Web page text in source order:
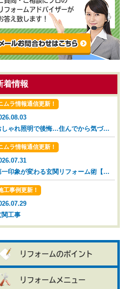
フォームアドバイザーが
答え致します！
着情報
ムラ情報通信更新！
おしゃれ照明で後悔…住んでから気づいた落とし穴【広島市 安佐南区 安佐北区】
ムラ情報通信更新！
第一印象が変わる玄関リフォーム術【広島市 安佐南区 安佐北区】
工事例更新！
関工事
リフォームのポイント
リフォームメニュー